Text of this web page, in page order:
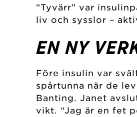
“Tyvärr” var
liv och sysslor –
EN NY
Före insulin var
spårtunna när de
Banting. Janet
vikt. “Jag är en fet